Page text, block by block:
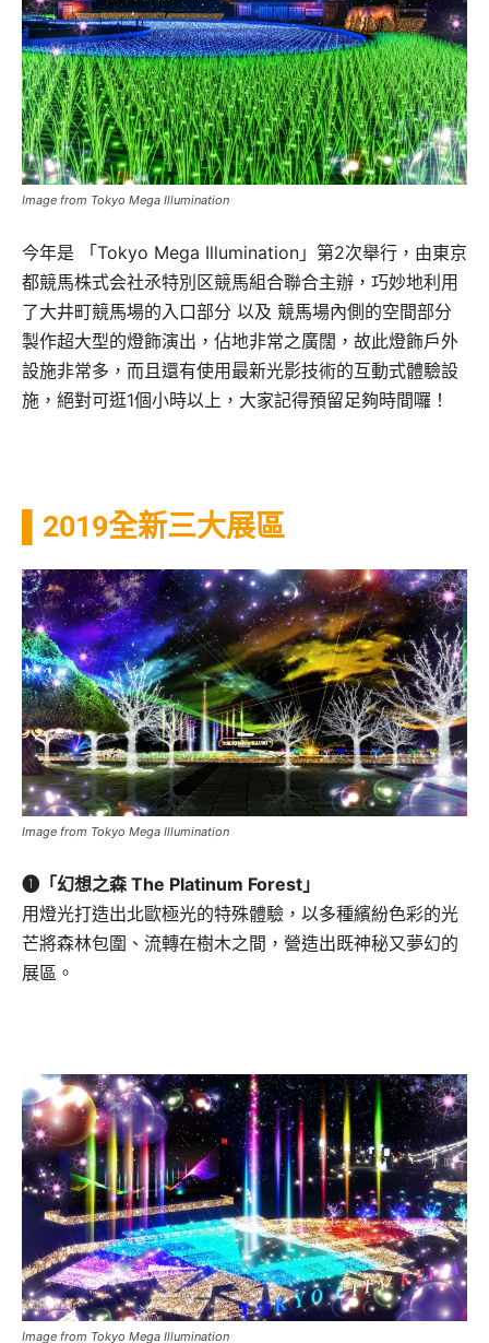
Image from Tokyo Mega Illumination
今年是 「Tokyo Mega Illumination」第2次舉行，由東京
都競馬株式会社氶特別区競馬組合聯合主辦，巧妙地利用
了大井町競馬場的入口部分 以及 競馬場內側的空間部分
製作超大型的燈飾演出，佔地非常之廣闊，故此燈飾戶外
設施非常多，而且還有使用最新光影技術的互動式體驗設
施，絕對可逛1個小時以上，大家記得預留足夠時間囉！
▌2019全新三大展區
Image from Tokyo Mega Illumination
❶「幻想之森 The Platinum Forest」
用燈光打造出北歐極光的特殊體驗，以多種繽紛色彩的光
芒將森林包圍、流轉在樹木之間，營造出既神秘又夢幻的
展區。
Image from Tokyo Mega Illumination